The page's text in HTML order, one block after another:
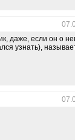
даже, если он о
узнать),